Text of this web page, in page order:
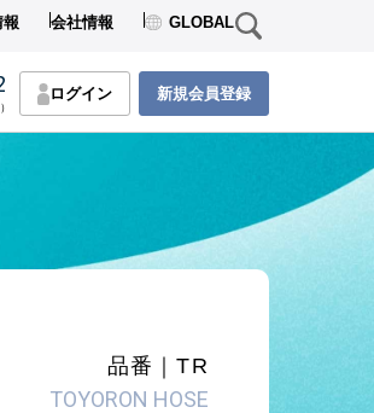
会社情報 GLOBAL
ログイン 新規会員登録
品番｜TR
TOYORON HOSE